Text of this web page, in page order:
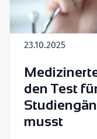
23.10.2025
den Test
musst